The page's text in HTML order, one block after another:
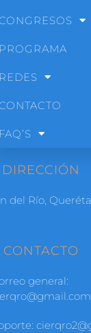
PROGRAMA
REDES
FAQ’S
DIRECCIÓN
del Río,
CONTACTO
general: